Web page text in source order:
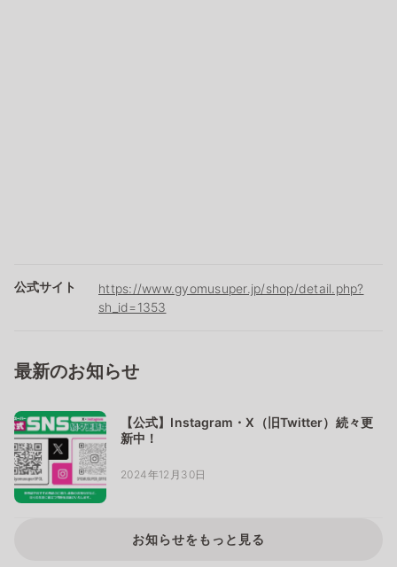
公式サイト
https://www.gyomusuper.jp/shop/detail.php?
sh_id=1353
最新のお知らせ
【公式】Instagram・X（旧Twitter）続々更
新中！
2024年12月30日
お知らせをもっと見る